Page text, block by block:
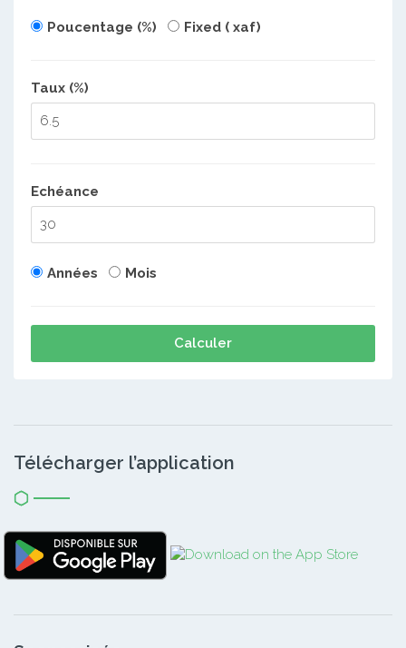
Poucentage (%) Fixed ( xaf)
Taux (%)
Echéance
Années Mois
Calculer
Télécharger l’application